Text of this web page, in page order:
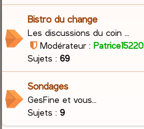
Bistro du change
Les discussions du coin ...
Modérateur : Patrice15220
Sujets :69
Sondages
GesFine et vous...
Sujets :9